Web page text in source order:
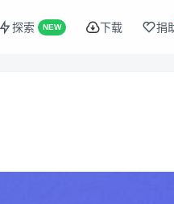
探索 NEW 下载 捐